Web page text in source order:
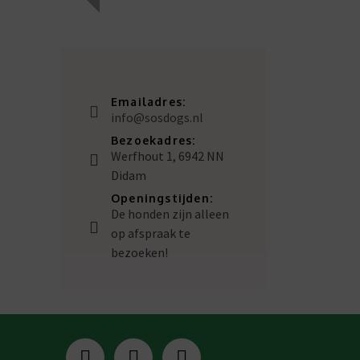
Emailadres:
info@sosdogs.nl
Bezoekadres:
Werfhout 1, 6942 NN
Didam
Openingstijden:
De honden zijn alleen
op afspraak te
bezoeken!